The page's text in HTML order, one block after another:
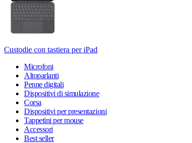
Custodie con tastiera per iPad
Microfoni
Altoparlanti
Penne digitali
Dispositivi di simulazione
Corsa
Dispositivi per presentazioni
Tappetini per mouse
Accessori
Best seller